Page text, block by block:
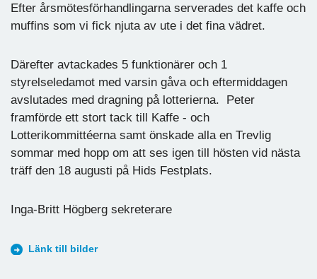
Efter årsmötesförhandlingarna serverades det kaffe och
muffins som vi fick njuta av ute i det fina vädret.
Därefter avtackades 5 funktionärer och 1
styrelseledamot med varsin gåva och eftermiddagen
avslutades med dragning på lotterierna. Peter
framförde ett stort tack till Kaffe - och
Lotterikommittéerna samt önskade alla en Trevlig
sommar med hopp om att ses igen till hösten vid nästa
träff den 18 augusti på Hids Festplats.
Inga-Britt Högberg sekreterare
Länk till bilder